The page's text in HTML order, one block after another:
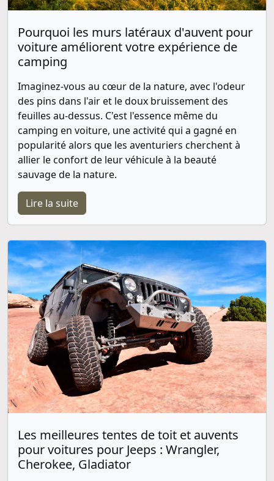
Pourquoi les murs latéraux d'auvent pour
voiture améliorent votre expérience de
camping
Imaginez-vous au cœur de la nature, avec l'odeur
des pins dans l'air et le doux bruissement des
feuilles au-dessus. C'est l'essence même du
camping en voiture, une activité qui a gagné en
popularité alors que les aventuriers cherchent à
allier le confort de leur véhicule à la beauté
sauvage de la nature.
Lire la suite
Les meilleures tentes de toit et auvents
pour voitures pour Jeeps : Wrangler,
Cherokee, Gladiator